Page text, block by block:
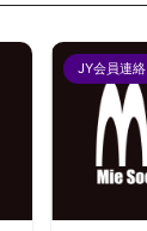
JY会員連絡